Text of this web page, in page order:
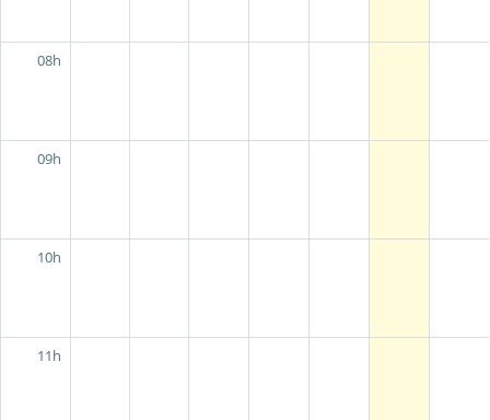
08h
09h
10h
11h